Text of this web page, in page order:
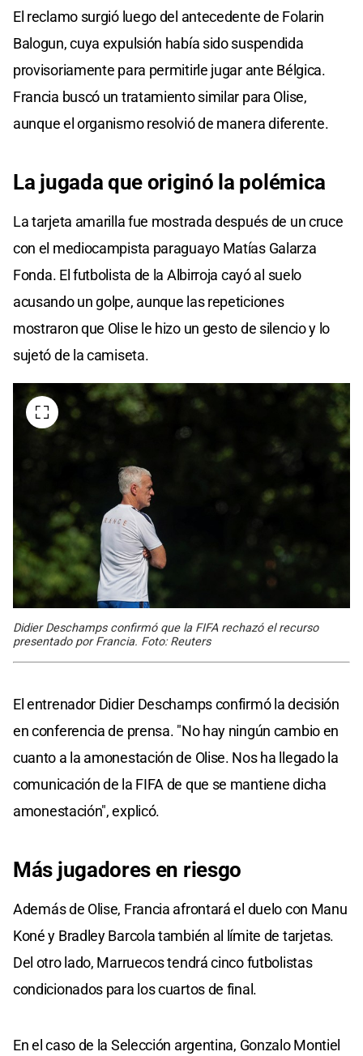
El reclamo surgió luego del antecedente de Folarin
Balogun, cuya expulsión había sido suspendida
provisoriamente para permitirle jugar ante Bélgica.
Francia buscó un tratamiento similar para Olise,
aunque el organismo resolvió de manera diferente.
La jugada que originó la polémica
La tarjeta amarilla fue mostrada después de un cruce
con el mediocampista paraguayo Matías Galarza
Fonda. El futbolista de la Albirroja cayó al suelo
acusando un golpe, aunque las repeticiones
mostraron que Olise le hizo un gesto de silencio y lo
sujetó de la camiseta.
Didier Deschamps confirmó que la FIFA rechazó el recurso
presentado por Francia. Foto: Reuters
El entrenador Didier Deschamps confirmó la decisión
en conferencia de prensa. "No hay ningún cambio en
cuanto a la amonestación de Olise. Nos ha llegado la
comunicación de la FIFA de que se mantiene dicha
amonestación", explicó.
Más jugadores en riesgo
Además de Olise, Francia afrontará el duelo con Manu
Koné y Bradley Barcola también al límite de tarjetas.
Del otro lado, Marruecos tendrá cinco futbolistas
condicionados para los cuartos de final.
En el caso de la Selección argentina, Gonzalo Montiel